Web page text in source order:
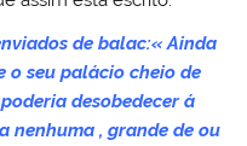
de balac:« Ainda
o seu palácio cheio de
desobedecer á
nenhuma , grande de ou